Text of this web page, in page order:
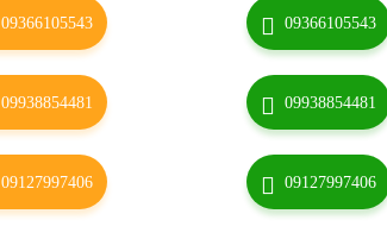
09366105543
09366105543
09938854481
09938854481
09127997406
09127997406